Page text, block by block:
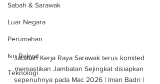
Sabah & Sarawak
Luar Negara
Perumahan
Isu Rakyat
Teknologi
Jabatan Kerja Raya Sarawak terus komited
memastikan Jambatan Sejingkat disiapkan
sepenuhnya pada Mac 2026 | Iman Badri |